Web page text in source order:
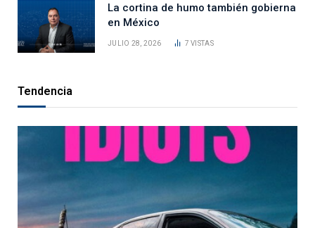
La cortina de humo también gobierna
en México
JULIO 28, 2026 7VISTAS
Tendencia